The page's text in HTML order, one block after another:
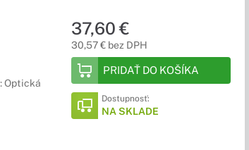
Optická
37,60 €
30,57 € bez DPH
PRIDAŤ DO KOŠÍKA
Dostupnosť:
NA SKLADE